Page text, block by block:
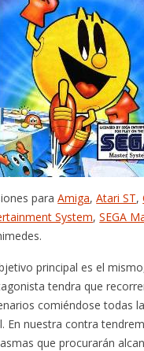
paraAmiga,Atari ST,
System,SEGA
principal es el
tendra que
comiéndose todas
En nuestra contra
que procurarán